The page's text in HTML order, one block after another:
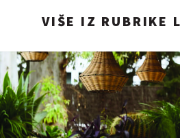
VIŠE IZ RUBRIKE